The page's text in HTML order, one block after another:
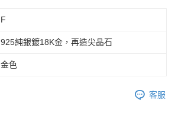
F
925純銀鍍18K金，再造尖晶石
金色
客服